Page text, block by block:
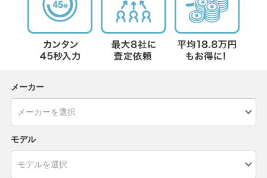
メーカー
モデル